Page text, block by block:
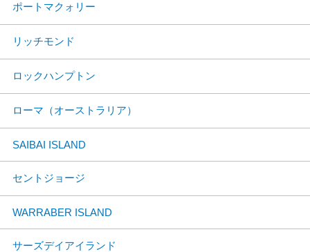
ポートマクォリー
リッチモンド
ロックハンプトン
ローマ（オーストラリア）
SAIBAI ISLAND
セントジョージ
WARRABER ISLAND
サーズデイアイランド